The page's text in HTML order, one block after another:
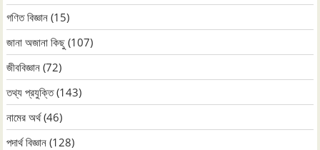
গণিত বিজ্ঞান (15)
জানা অজানা কিছু (107)
জীববিজ্ঞান (72)
তথ্য প্রযুক্তি(143)
নামের অর্থ(46)
পদার্থ বিজ্ঞান (128)